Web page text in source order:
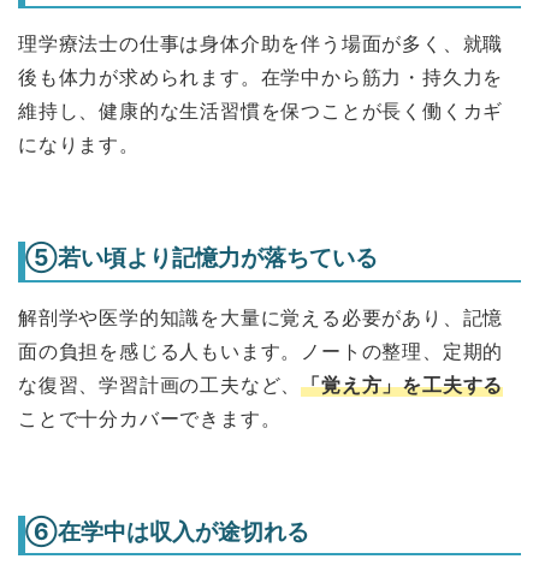
理学療法士の仕事は身体介助を伴う場面が多く、就職
後も体力が求められます。在学中から筋力・持久力を
維持し、健康的な生活習慣を保つことが長く働くカギ
になります。
⑤若い頃より記憶力が落ちている
解剖学や医学的知識を大量に覚える必要があり、記憶
面の負担を感じる人もいます。ノートの整理、定期的
な復習、学習計画の工夫など、「覚え方」を工夫する
ことで十分カバーできます。
⑥在学中は収入が途切れる